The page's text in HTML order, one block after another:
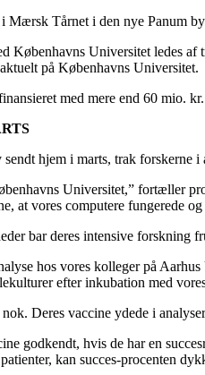
Mærsk Tårnet i den nye Panum
Københavns Universitet ledes af
på Københavns Universitet.
med mere end 60 mio.
hjem i marts, trak forskerne
Universitet,” fortæller
at vores computere fungerede
bar deres intensive forskning
hos vores kolleger på
efter inkubation med
Deres vaccine ydede i
godkendt, hvis de har en
kan succes-procenten